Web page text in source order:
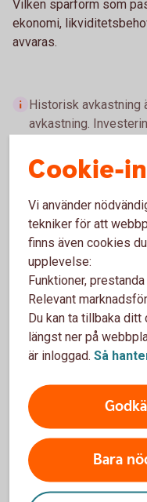
Vilken sparform som
ekonomi,
avvaras.
Historisk avkastning
avkastning.
investerade kapital.
för fonder finns i
Sparkonton
På ett sparkonto kan
Vilket konto som
storlek och hur
Cookie-
Vi använder
tekniker för att
finns även cookies
upplevelse:
Funktioner,
Relevant
Du kan ta tillbaka
längst ner på
är inloggad. Så
Bara